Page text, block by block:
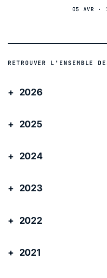
05 AVR ·
RETROUVER L'ENSEMBLE
2026
2025
2024
2023
2022
2021